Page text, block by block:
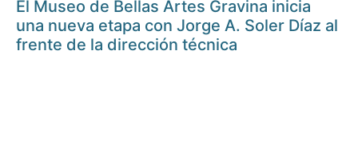
El Museo de Bellas Artes Gravina inicia
una nueva etapa con Jorge A. Soler Díaz al
frente de la dirección técnica